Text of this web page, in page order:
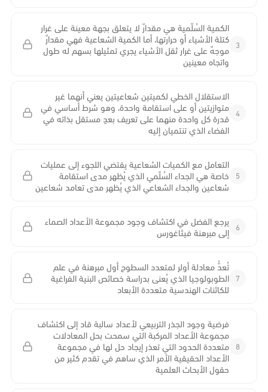
3
الكمية السُلّمية هي مقدارٌ لا يتعلق بجهة معينة على غرار
كتلة الأشياء أو حرارتها، أما الكمية الشعاعية فهي مقدارٌ
موجهٌ على غرار ثقل الأشياء يجري تمثيلها بسهم له طول
واتجاه معينين
4
الاستقلال الخطي لكميتين شعاعيتين يعني أنهما غير
متوازيتين أو على استقامة واحدة، وهو شرط أساسي في
قدرة كل واحدة منهما على تعريف بعدٍ مستقل بذاته في
الفضاء الذي تنتميان إليه
5
التعامل مع الكميات الشعاعية يقتضي اللجوء إلى عمليات
خاصة هي الجداء السُلّمي الذي يُظهر مدى استقامة
شعاعين والجداء الشعاعي الذي يُظهر مدى تعامد شعاعين
6
يرجع الفضل في اكتشاف وجود مجموعة الأعداد الصماء
إلى مبرهنة فيثاغورس
7
تُعدُّ معادلة أولر لمتعدد السطوح أول مبرهنة في علم
الطوبولوجيا الذي يُعنى بدراسة خصائص البنية الفراغية
للكائنات الهندسية متعددة الأبعاد
8
فرضية وجود الجذر التربيعي لأعداد سالبة قاد إلى اكتشاف
مجموعة الأعداد المركبة التي سمحت بحل المعادلات
متعددة الحدود التي تعذر إيجاد حل لها في مجموعة
الأعداد الحقيقية الأمر الذي ساهم في تقدم كثير من
حقول الأبحاث العلمية